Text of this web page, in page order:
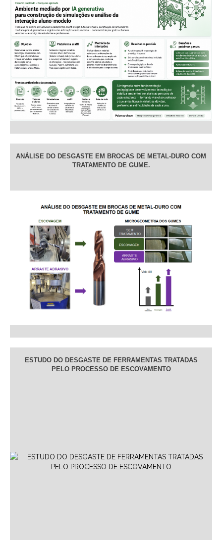
ANÁLISE DO DESGASTE EM BROCAS DE METAL-DURO COM
TRATAMENTO DE GUME.
ESTUDO DO DESGASTE DE FERRAMENTAS TRATADAS
PELO PROCESSO DE ESCOVAMENTO